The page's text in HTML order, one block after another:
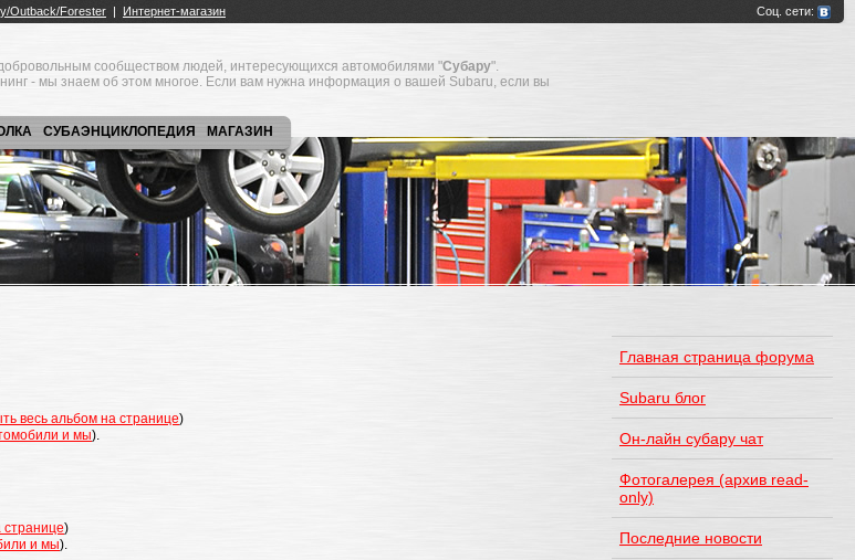
сообществом людей, интересующихся автомобилями "Субару".
- мы знаем об этом многое. Если вам нужна информация о вашей Subaru, если вы
СУБАЭНЦИКЛОПЕДИЯ МАГАЗИН
весь альбом на странице)
и мы).
странице)
и мы).
Главная страница форума
Subaru блог
Он-лайн субару чат
Фотогалерея (архив read-
only)
Последние новости